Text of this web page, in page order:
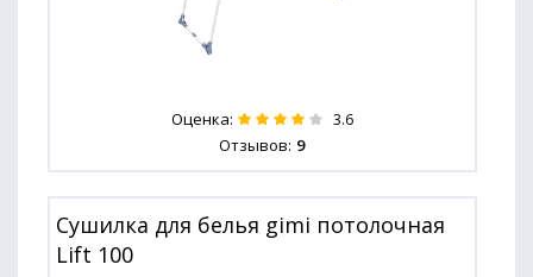
Оценка: 3.6
Отзывов: 9
Сушилка для белья gimi потолочная
Lift 100